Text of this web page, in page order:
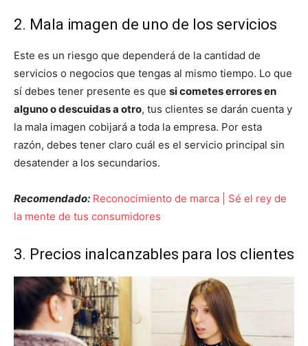
2. Mala imagen de uno de los servicios
Este es un riesgo que dependerá de la cantidad de
servicios o negocios que tengas al mismo tiempo. Lo que
sí debes tener presente es que si cometes errores en
alguno o descuidas a otro, tus clientes se darán cuenta y
la mala imagen cobijará a toda la empresa. Por esta
razón, debes tener claro cuál es el servicio principal sin
desatender a los secundarios.
Recomendado: Reconocimiento de marca | Sé el rey de
la mente de tus consumidores
3. Precios inalcanzables para los clientes